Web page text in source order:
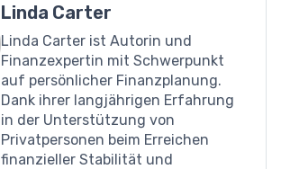
Linda Carter
Linda Carter ist Autorin und
Finanzexpertin mit Schwerpunkt
auf persönlicher Finanzplanung.
Dank ihrer langjährigen Erfahrung
in der Unterstützung von
Privatpersonen beim Erreichen
finanzieller Stabilität und